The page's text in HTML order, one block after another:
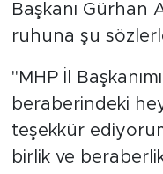
Başkanı Gürhan
ruhuna şu
"MHP İl
beraberindeki
teşekkür
birlik ve